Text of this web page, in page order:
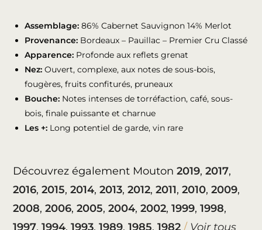
Assemblage:86% Cabernet Sauvignon 14% Merlot
Provenance: Bordeaux – Pauillac – Premier Cru Classé
Apparence: Profonde aux reflets grenat
Nez: Ouvert, complexe, aux notes de sous-bois,
fougères, fruits confiturés, pruneaux
Bouche: Notes intenses de torréfaction, café, sous-
bois, finale puissante et charnue
Les +: Long potentiel de garde, vin rare
Découvrez également Mouton2019,2017,
2016,2015,2014,2013,2012,2011,2010,2009,
2008,2006,2005,2004,2002,1999,1998,
1997,1994,1993, 1989,1985,1982 / Voir tous